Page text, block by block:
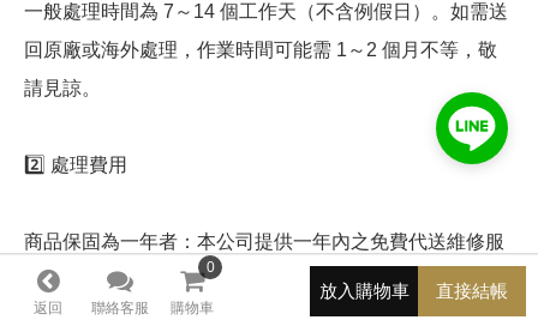
返回 聯絡客服
0
購物車
直接結帳
放入購物車
一般處理時間為 7～14 個工作天（不含例假日）。如需送
回原廠或海外處理，作業時間可能需 1～2 個月不等，敬
請見諒。
2️⃣ 處理費用
商品保固為一年者：本公司提供一年內之免費代送維修服
務。
0